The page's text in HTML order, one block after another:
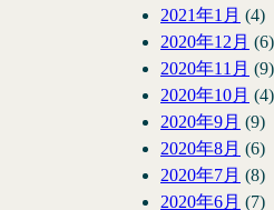
2021年1月 (4)
2020年12月 (6)
2020年11月 (9)
2020年10月 (4)
2020年9月 (9)
2020年8月 (6)
2020年7月 (8)
2020年6月 (7)